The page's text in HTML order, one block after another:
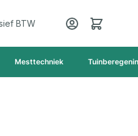
BTW Cart
Mesttechniek